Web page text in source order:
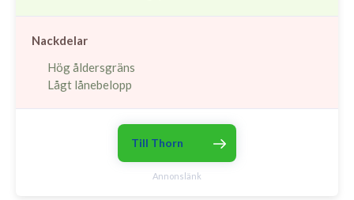
Nackdelar
Hög åldersgräns
Lågt lånebelopp
Till Thorn
Annonslänk